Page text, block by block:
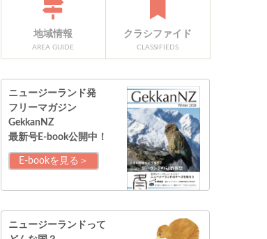
地域情報
AREA GUIDE
クラシファイド
CLASSIFIEDS
ニュージーランド発
フリーマガジン
GekkanNZ
最新号E-book公開中！
E-bookを見る＞
ニュージーランドって